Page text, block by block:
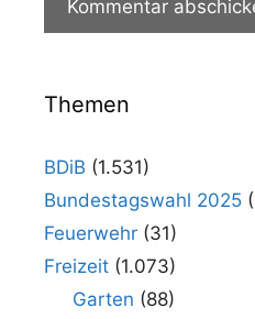
Themen
BDiB (1.531)
Bundestagswahl 2025
Feuerwehr (31)
Freizeit (1.073)
Garten (88)